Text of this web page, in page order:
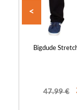
Bigdude
47.99 €
<